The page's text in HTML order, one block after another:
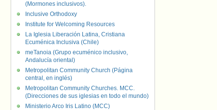
(Mormones inclusivos).
Inclusive Orthodoxy
Institute for Welcoming Resources
La Iglesia Liberación Latina, Cristiana
Ecuménica Inclusiva (Chile)
meTanoia (Grupo ecuménico inclusivo,
Andalucía oriental)
Metropolitan Community Church (Página
central, en inglés)
Metropolitan Community Churches. MCC.
(Direcciones de sus iglesias en todo el mundo)
Ministerio Arco Iris Latino (MCC)